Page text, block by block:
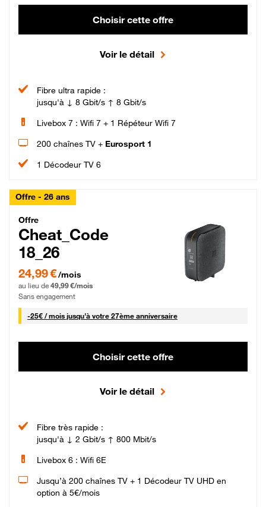
Choisir cette offre
Voir le détail
Fibre ultra rapide :
jusqu'à ↓ 8 Gbit/s ↑ 8 Gbit/s
Livebox 7 : Wifi 7 + 1 Répéteur Wifi 7
200 chaînes TV + Eurosport 1
1 Décodeur TV 6
Offre - 26 ans
Cheat_Code Fibre_18_26
Offre
Cheat_Code
18_26
24,99 € par mois pendant 0 mois puis 49,99 € par mois, Sans engagement
24,99 €/mois
au lieu de 49,99 €/mois
Sans engagement
-25€ / mois25 € par mois
jusqu'à votre 27ème anniversaire
Choisir cette offre
Voir le détail
Fibre très rapide :
jusqu'à ↓ 2 Gbit/s ↑ 800 Mbit/s
Livebox 6 : Wifi 6E
Jusqu’à 200 chaînes TV + 1 Décodeur TV UHD en
option à 5€/mois